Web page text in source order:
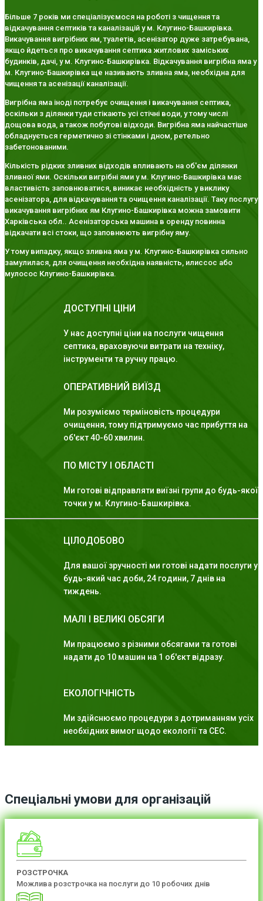
Більше 7 років ми спеціалізуємося на роботі з чищення та
відкачування септиків та каналізацій у м. Клугино-Башкирівка.
Викачування вигрібних ям, туалетів, асенізатор дуже затребувана,
якщо йдеться про викачування септика житлових заміських
будинків, дачі, у м. Клугино-Башкирівка. Відкачування вигрібна яма у
м. Клугино-Башкирівка ще називають зливна яма, необхідна для
чищення та асенізації каналізації.
Вигрібна яма іноді потребує очищення і викачування септика,
оскільки з ділянки туди стікають усі стічні води, у тому числі
дощова вода, а також побутові відходи. Вигрібна яма найчастіше
обладнується герметично зі стінками і дном, ретельно
забетонованими.
Кількість рідких зливних відходів впливають на об'єм ділянки
зливної ями. Оскільки вигрібні ями у м. Клугино-Башкирівка має
властивість заповнюватися, виникає необхідність у виклику
асенізатора, для відкачування та очищення каналізації. Таку послугу
викачування вигрібних ям Клугино-Башкирівка можна замовити
Харківська обл.. Асенізаторська машина в оренду повинна
відкачати всі стоки, що заповнюють вигрібну яму.
У тому випадку, якщо зливна яма у м. Клугино-Башкирівка сильно
замулилася, для очищення необхідна наявність, илиссос або
мулосос Клугино-Башкирівка.
ДОСТУПНІ ЦІНИ
У нас доступні ціни на послуги чищення
септика, враховуючи витрати на техніку,
інструменти та ручну працю.
ОПЕРАТИВНИЙ ВИЇЗД
Ми розуміємо терміновість процедури
очищення, тому підтримуємо час прибуття на
об'єкт 40-60 хвилин.
ПО МІСТУ І ОБЛАСТІ
Ми готові відправляти виїзні групи до будь-якої
точки у м. Клугино-Башкирівка.
ЦІЛОДОБОВО
Для вашої зручності ми готові надати послуги у
будь-який час доби, 24 години, 7 днів на
тиждень.
МАЛІ І ВЕЛИКІ ОБСЯГИ
Ми працюємо з різними обсягами та готові
надати до 10 машин на 1 об'єкт відразу.
ЕКОЛОГІЧНІСТЬ
Ми здійснюємо процедури з дотриманням усіх
необхідних вимог щодо екології та СЕС.
Спеціальні умови для організацій
РОЗСТРОЧКА
Можлива розстрочка на послуги до 10 робочих днів